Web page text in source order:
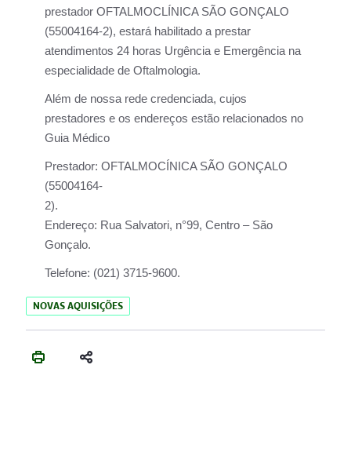
prestador OFTALMOCLÍNICA SÃO GONÇALO
(55004164-2), estará habilitado a prestar
atendimentos 24 horas Urgência e Emergência na
especialidade de Oftalmologia.
Além de nossa rede credenciada, cujos
prestadores e os endereços estão relacionados no
Guia Médico
Prestador: OFTALMOCÍNICA SÃO GONÇALO
(55004164-
2).
Endereço: Rua Salvatori, n°99, Centro – São
Gonçalo.
Telefone: (021) 3715-9600.
NOVAS AQUISIÇÕES